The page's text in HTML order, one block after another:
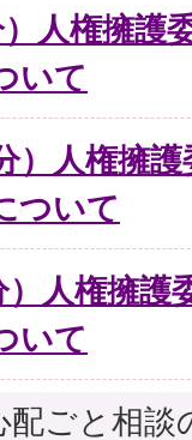
人権擁護
いて
）人権擁
ついて
人権擁護
いて
ごと相談